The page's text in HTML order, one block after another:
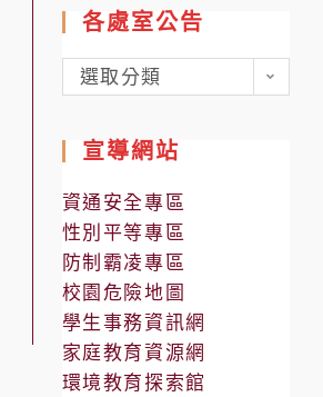
各處室公告
各
處
公
告
選取分類
宣導網站
資通安全專區
性別平等專區
防制霸凌專區
校園危險地圖
學生事務資訊網
家庭教育資源網
環境教育探索館